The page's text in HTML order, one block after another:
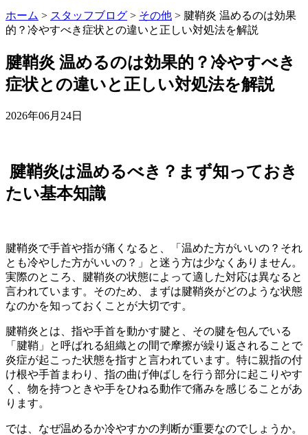
ホーム > スタッフブログ > その他 > 腱鞘炎 温めるのは効果
的？冷やすべき症状との違いと正しい対処法を解説
腱鞘炎 温めるのは効果的？冷やすべき
症状との違いと正しい対処法を解説
2026年06月24日
腱鞘炎は温めるべき？まず知っておき
たい基本知識
腱鞘炎で手首や指が痛くなると、「温めた方がいいの？それ
とも冷やした方がいいの？」と迷う方は少なくありません。
実際のところ、腱鞘炎の状態によって適した対応は異なると
言われています。そのため、まずは腱鞘炎がどのような状態
なのかを知っておくことが大切です。
腱鞘炎とは、指や手首を動かす腱と、その腱を包んでいる
「腱鞘」と呼ばれる組織との間で摩擦が繰り返されることで
炎症が起こった状態を指すと言われています。特に親指の付
け根や手首まわり、指の曲げ伸ばしを行う部分に起こりやす
く、物を持つときや手をひねる動作で痛みを感じることがあ
ります。
では、なぜ温めるか冷やすかの判断が重要なのでしょうか。